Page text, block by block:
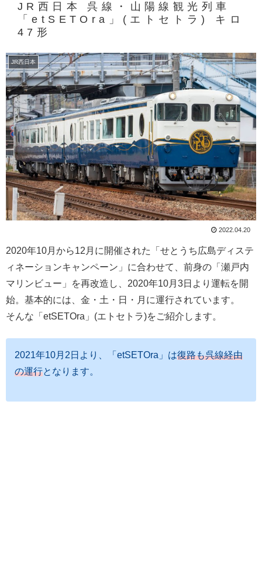
JR西日本 呉線・山陽線観光列車
「etSETOra」(エトセトラ) キロ
47形
JR西日本
2022.04.20
2020年10月から12月に開催された「せとうち広島ディステ
ィネーションキャンペーン」に合わせて、前身の「瀬戸内
マリンビュー」を再改造し、2020年10月3日より運転を開
始。基本的には、金・土・日・月に運行されています。
そんな「etSETOra」(エトセトラ)をご紹介します。
2021年10月2日より、「etSETOra」は復路も呉線経由
の運行となります。